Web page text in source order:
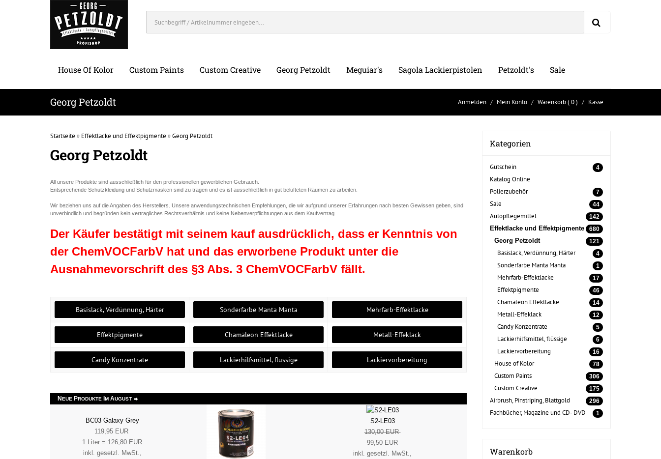
House Of Kolor Custom Paints Custom Creative Georg Petzoldt Meguiar's Sagola Lackierpistolen Petzoldt's Sale
Georg Petzoldt Anmelden Mein Konto Warenkorb( 0 ) Kasse
Startseite » Effektlacke und Effektpigmente »Georg Petzoldt
Georg Petzoldt
All unsere Produkte sind ausschließlich für den professionellen gewerblichen Gebrauch.
Entsprechende Schutzkleidung und Schutzmasken sind zu tragen und es ist ausschließlich in gut belüfteten Räumen zu arbeiten.
Wir beziehen uns auf die Angaben des Herstellers. Unsere anwendungstechnischen Empfehlungen, die wir aufgrund unserer Erfahrungen nach besten Gewissen geben, sind
unverbindlich und begründen kein vertragliches Rechtsverhältnis und keine Nebenverpflichtungen aus dem Kaufvertrag.
Der Käufer bestätigt mit seinem kauf ausdrücklich, dass er Kenntnis von
der ChemVOCFarbV hat und das erworbene Produkt unter die
Ausnahmevorschrift des §3 Abs. 3 ChemVOCFarbV fällt.
Basislack, Verdünnung, Härter Sonderfarbe Manta Manta Mehrfarb-Effektlacke
Effektpigmente Chamäleon Effektlacke Metall-Effeklack
Candy Konzentrate Lackierhilfsmittel, flüssige Lackiervorbereitung
NEUE PRODUKTE M AUGUST
BC03 Galaxy Grey
119,95 EUR
1 Liter = 126,80 EUR
inkl. gesetzl. MwSt.,
S2-LE03
130,00 EUR
99,50 EUR
inkl. gesetzl. MwSt.,
Kategorien
Gutschein 4
Katalog Online
Polierzubehör
7
Sale 44
Autopflegemittel 142
Effektlacke und Effektpigmente 680
Georg Petzoldt 121
Basislack, Verdünnung, Härter 4
Sonderfarbe Manta Manta 1
Mehrfarb-Effektlacke 17
Effektpigmente 46
Chamäleon Effektlacke 14
Metall-Effeklack 12
Candy Konzentrate 5
Lackierhilfsmittel, flüssige 6
Lackiervorbereitung 16
House of Kolor 78
Custom Paints 306
Custom Creative 175
Airbrush, Pinstriping, Blattgold 296
Fachbücher, Magazine und CD- DVD 1
Warenkorb